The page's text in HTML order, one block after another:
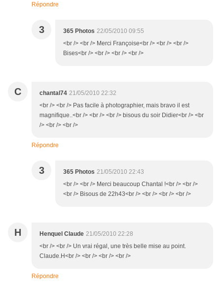
Répondre
3 365 Photos 22/05/2010 09:55
<br /> <br /> Merci Françoise<br /> <br /> <br />
Bises<br /> <br /> <br /> <br />
C chantal74 21/05/2010 22:32
<br /> <br /> Pas facile à photographier, mais bravo il est
magnifique..<br /> <br /> <br /> bisous du soir Didier<br /> <br
/> <br /> <br />
Répondre
3 365 Photos 21/05/2010 22:43
<br /> <br /> Merci beaucoup Chantal !<br /> <br />
<br /> Bisous de 22h43<br /> <br /> <br /> <br />
H Henquel Claude 21/05/2010 22:28
<br /> <br /> Un vrai régal, une très belle mise au point.
Claude.H<br /> <br /> <br /> <br />
Répondre